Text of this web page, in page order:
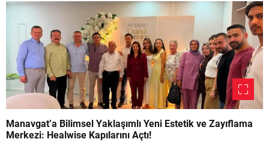
Manavgat’a Bilimsel Yaklaşımlı Yeni Estetik ve Zayıflama
Merkezi: Healwise Kapılarını Açtı!